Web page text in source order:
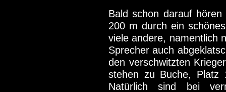
Bald schon darauf
200 m durch ein
viele andere, namentlich
Sprecher auch
den verschwitzten
stehen zu Buche,
Natürlich sind bei